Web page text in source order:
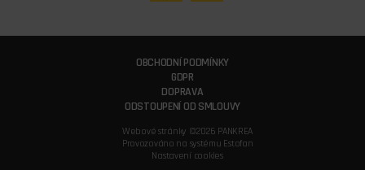
OBCHODNÍ PODMÍNKY
GDPR
DOPRAVA
ODSTOUPENÍ OD SMLOUVY
Webové stránky ©2026 PANKREA
Provozováno na systému Estofan
Nastavení cookies